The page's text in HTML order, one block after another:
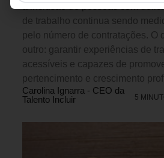
a inclusão de pessoas com
de trabalho continua sendo
pelo número de contratações. O
outro: garantir experiências de
acessíveis e capazes de
pertencimento e crescimento
Carolina Ignarra - CEO da
Talento Incluir
5